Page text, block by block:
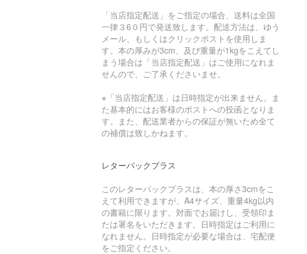
「当店指定配送」をご指定の場合、送料は全国
一律３6０円で発送致します。配送方法は、ゆう
メール、もしくはクリックポストを使用しま
す。本の厚みが3cm、及び重量が1kgをこえてし
まう場合は「当店指定配送」はご使用になれま
せんので、ご了承くださいませ。
※「当店指定配送」は日時指定が出来ません。ま
た基本的にはお客様のポストへの投函となりま
す。また、配送業者からの保証が無いため全て
の補償は致しかねます。
レターパックプラス
このレターパックプラスは、本の厚さ3cmをこ
えて利用できますが、A4サイズ、重量4kg以内
の書籍に限ります。対面でお届けし、受領印ま
たは署名をいただきます。日時指定はご利用に
なれません。日時指定が必要な場合は、宅配便
をご指定ください。